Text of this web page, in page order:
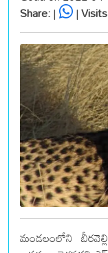
Share:| |
మండలంలోని